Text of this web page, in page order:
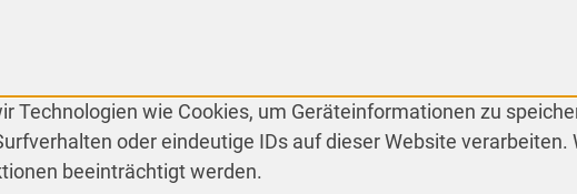
Technologien wie Cookies, um Geräteinformationen zu
oder eindeutige IDs auf dieser Website
beeinträchtigt werden.